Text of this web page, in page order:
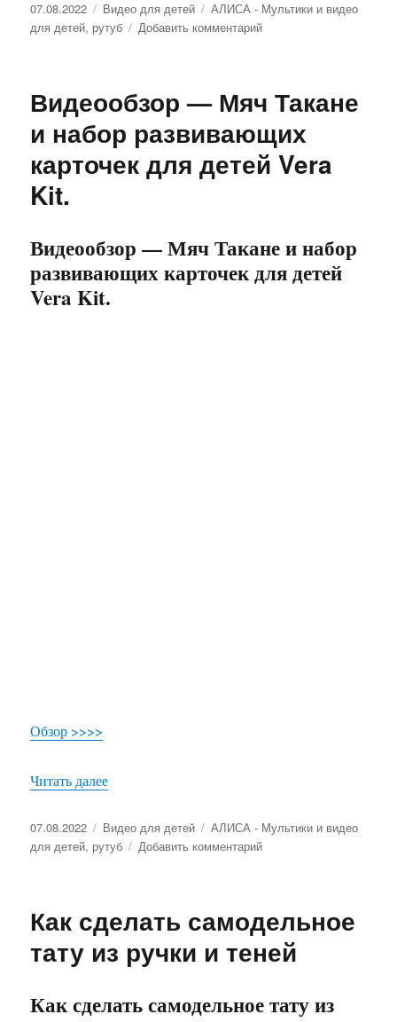
Опубликовано
07.08.2022 Рубрики
Видео для детей Метки
АЛИСА - Мультики и видео
для детей, рутуб Добавить комментарий
игрушка
и
набор
развивающих
Видеообзор — Мяч Такане
и набор развивающих
карточек для детей Vera
Kit.
Видеообзор — Мяч Такане и набор
развивающих карточек для детей
Vera Kit.
Обзор >>>>
Читать далее
Опубликовано
07.08.2022 Рубрики
Видео для детей Метки
АЛИСА - Мультики и видео
для детей, рутуб Добавить комментарий
Мяч
Такане
и
карточек
Как сделать самодельное
тату из ручки и теней
Как сделать самодельное тату из